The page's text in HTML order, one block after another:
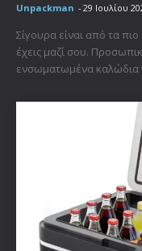
Unpackman - 29 Ιουλίου
Σίγουρα είναι από τα
έχεις μαζί σου.
ενσωματωμένα καλώδια